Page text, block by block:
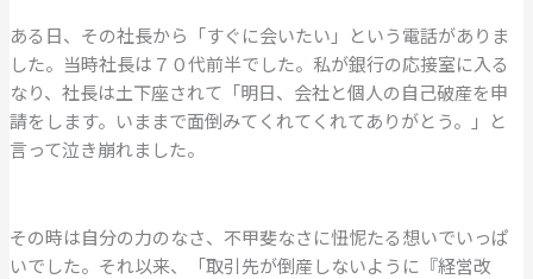
ある日、その社長から「すぐに会いたい」という電話がありま
した。当時社長は７０代前半でした。私が銀行の応接室に入る
なり、社長は土下座されて「明日、会社と個人の自己破産を申
請をします。いままで面倒みてくれてくれてありがとう。」と
言って泣き崩れました。
その時は自分の力のなさ、不甲斐なさに忸怩たる想いでいっぱ
いでした。それ以来、「取引先が倒産しないように『経営改